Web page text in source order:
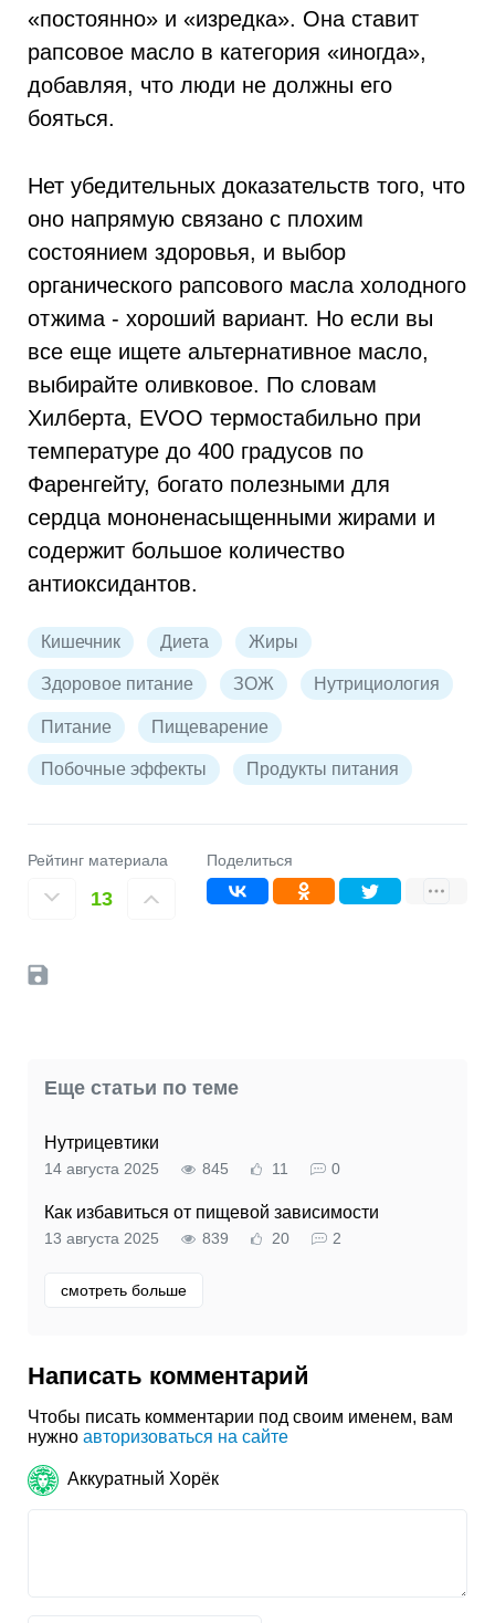
«постоянно» и «изредка». Она ставит
рапсовое масло в категория «иногда»,
добавляя, что люди не должны его
бояться.
Нет убедительных доказательств того, что
оно напрямую связано с плохим
состоянием здоровья, и выбор
органического рапсового масла холодного
отжима - хороший вариант. Но если вы
все еще ищете альтернативное масло,
выбирайте оливковое. По словам
Хилберта, EVOO термостабильно при
температуре до 400 градусов по
Фаренгейту, богато полезными для
сердца мононенасыщенными жирами и
содержит большое количество
антиоксидантов.
Кишечник Диета Жиры
Здоровое питание ЗОЖ Нутрициология
Питание Пищеварение
Побочные эффекты Продукты питания
Рейтинг материала
13
Поделиться
Еще статьи по теме
Нутрицевтики
14 августа 2025 845 11 0
Как избавиться от пищевой зависимости
13 августа 2025 839 20 2
смотреть больше
Написать комментарий
Чтобы писать комментарии под своим именем, вам
нужно авторизоваться на сайте
Аккуратный Хорёк